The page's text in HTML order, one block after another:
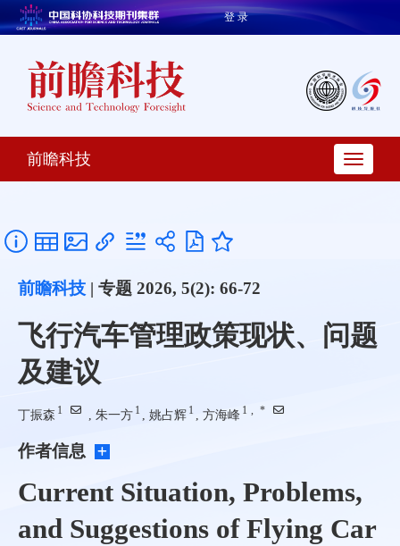
登 录
前瞻科技
前瞻科技 | 专题 2026, 5(2): 66-72
飞行汽车管理政策现状、问题
及建议
丁振森 1 , 朱一方 1 , 姚占辉 1 , 方海峰 1 , *
作者信息
Current Situation, Problems,
and Suggestions of Flying Car